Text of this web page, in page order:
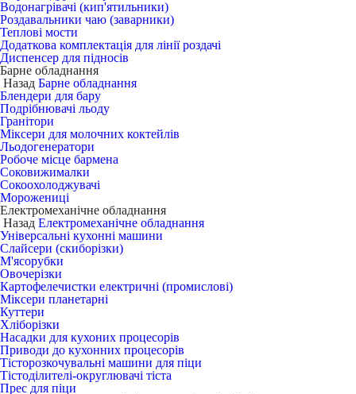
Водонагрівачі (кип'ятильники)
Роздавальники чаю (заварники)
Теплові мости
Додаткова комплектація для лінії роздачі
Диспенсер для підносів
Барне обладнання
Назад Барне обладнання
Блендери для бару
Подрібнювачі льоду
Гранітори
Міксери для молочних коктейлів
Льодогенератори
Робоче місце бармена
Соковижималки
Сокоохолоджувачі
Морожениці
Електромеханічне обладнання
Назад Електромеханічне обладнання
Універсальні кухонні машини
Слайсери (скиборізки)
М'ясорубки
Овочерізки
Картофелечистки електричні (промислові)
Міксери планетарні
Куттери
Хліборізки
Насадки для кухоних процесорів
Приводи до кухонних процесорів
Тісторозкочувальні машини для піци
Тістоділителі-округлювачі тіста
Прес для піци